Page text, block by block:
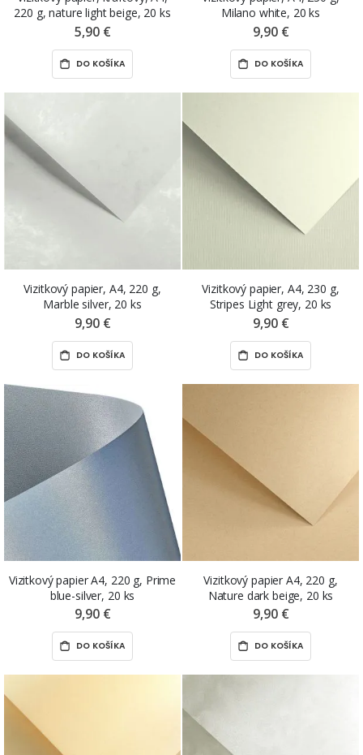
220 g, nature light beige, 20 ks
5,90 €
DO KOŠÍKA
Milano white, 20 ks
9,90 €
DO KOŠÍKA
Vizitkový papier, A4, 220 g,
Marble silver, 20 ks
9,90 €
DO KOŠÍKA
Vizitkový papier, A4, 230 g,
Stripes Light grey, 20 ks
9,90 €
DO KOŠÍKA
Vizitkový papier A4, 220 g, Prime
blue-silver, 20 ks
9,90 €
DO KOŠÍKA
Vizitkový papier A4, 220 g,
Nature dark beige, 20 ks
9,90 €
DO KOŠÍKA